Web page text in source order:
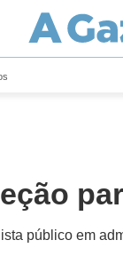
público em